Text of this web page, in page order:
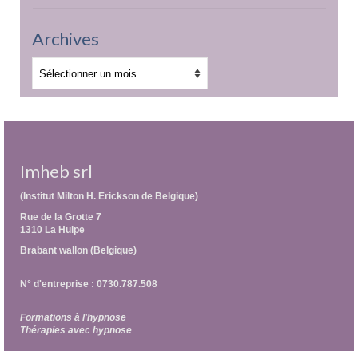
Archives
Imheb srl
(Institut Milton H. Erickson de Belgique)
Rue de la Grotte 7
1310 La Hulpe
Brabant wallon (Belgique)
N° d'entreprise : 0730.787.508
Formations à l'hypnose
Thérapies avec hypnose